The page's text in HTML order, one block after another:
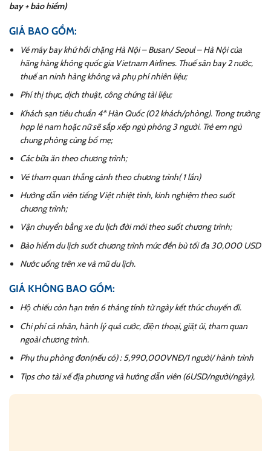
bay + bảo hiểm)
GIÁ BAO GỒM:
Vé máy bay khứ hồi chặng Hà Nội – Busan/ Seoul – Hà Nội của
hãng hàng không quốc gia Vietnam Airlines. Thuế sân bay 2 nước,
thuế an ninh hàng không và phụ phí nhiên liệu;
Phí thị thực, dịch thuật, công chứng tài liệu;
Khách sạn tiêu chuẩn 4* Hàn Quốc (02 khách/phòng). Trong trường
hợp lẻ nam hoặc nữ sẽ sắp xếp ngủ phòng 3 người. Trẻ em ngủ
chung phòng cùng bố mẹ;
Các bữa ăn theo chương trình;
Vé tham quan thắng cảnh theo chương trình( 1 lần)
Hướng dẫn viên tiếng Việt nhiệt tình, kinh nghiệm theo suốt
chương trình;
Vận chuyển bằng xe du lịch đời mới theo suốt chương trình;
Bảo hiểm du lịch suốt chương trình mức đền bù tối đa 30,000 USD
Nước uống trên xe và mũ du lịch.
GIÁ KHÔNG BAO GỒM:
Hộ chiếu còn hạn trên 6 tháng tính từ ngày kết thúc chuyến đi.
Chi phí cá nhân, hành lý quá cước, điện thoại, giặt ủi, tham quan
ngoài chương trình.
Phụ thu phòng đơn(nếu có): 5,990,000VNĐ/1 người/ hành trình
Tips cho tài xế địa phương và hướng dẫn viên (6USD/người/ngày),